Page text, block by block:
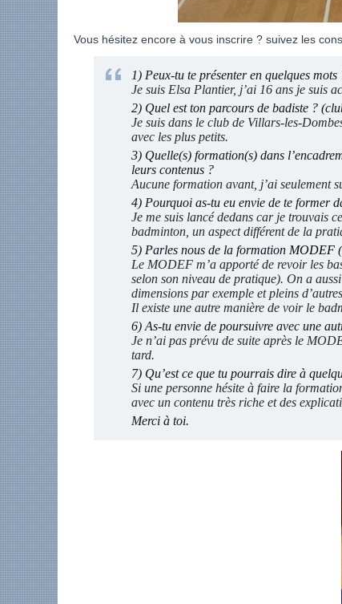
Vous hésitez encore à vous inscrire ? suivez les
1) Peux-tu te présenter en quelques
Je suis Elsa Plantier, j’ai 16 ans je suis
2) Quel est ton parcours de badiste ?
Je suis dans le club de Villars-les-
avec les plus petits.
3) Quelle(s) formation(s) dans
leurs contenus ?
Aucune formation avant, j’ai seulement
4) Pourquoi as-tu eu envie de te former
Je me suis lancé dedans car je trouvais
badminton, un aspect différent de la
5) Parles nous de la formation MODEF
Le MODEF m’a apporté de revoir les
selon son niveau de pratique). On a aussi
dimensions par exemple et pleins
Il existe une autre manière de voir le
6) As-tu envie de poursuivre avec une
Je n’ai pas prévu de suite après le
tard.
7) Qu’est ce que tu pourrais dire à
Si une personne hésite à faire la
avec un contenu très riche et des
Merci à toi.